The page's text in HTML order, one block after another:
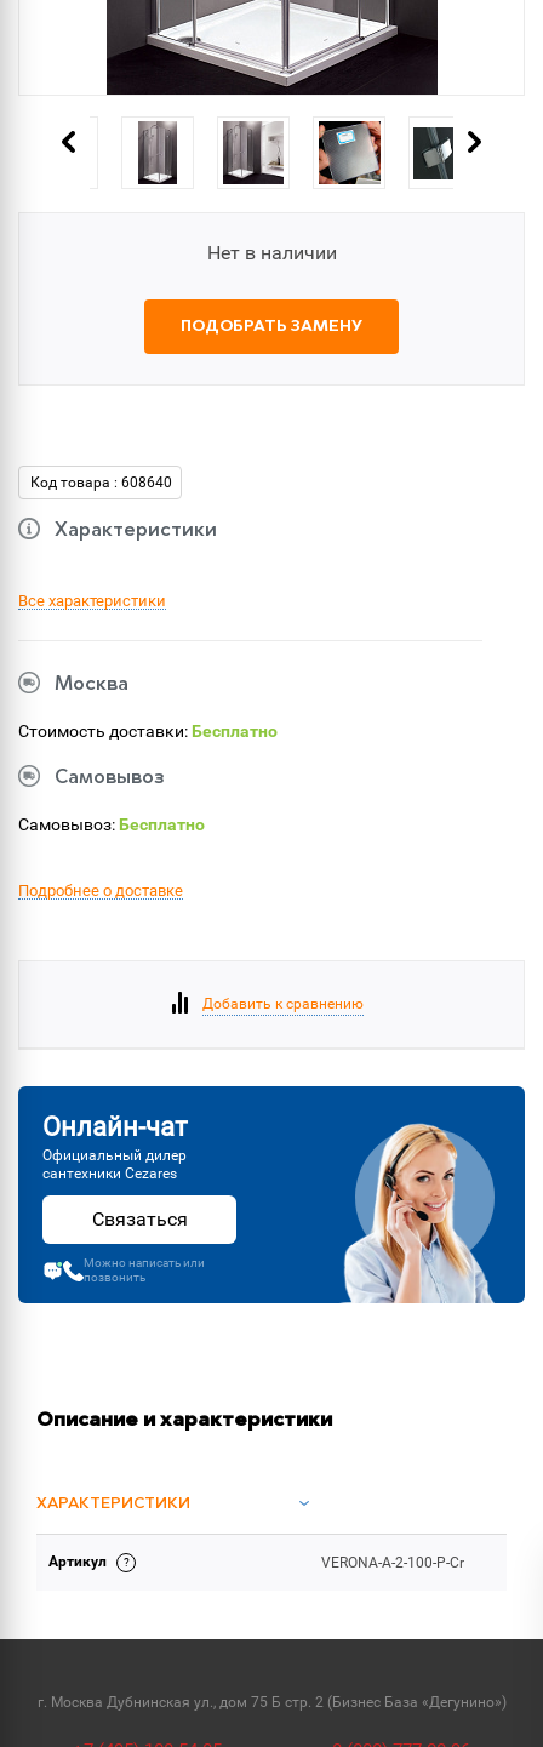
Нет в наличии
ПОДОБРАТЬ ЗАМЕНУ
Код товара : 608640
Характеристики
Все характеристики
Москва
Стоимость доставки:Бесплатно
Самовывоз
Самовывоз:Бесплатно
Подробнее о доставке
Добавить к сравнению
Онлайн-чат
Официальный дилер
сантехники Cezares
Связаться
Можно написать или
позвонить
Описание и характеристики
ХАРАКТЕРИСТИКИ
ОБЪЕМ ПОСТАВКИ
Артикул VERONA-A-2-100-P-Cr
г. Москва Дубнинская ул., дом 75 Б стр. 2 (Бизнес База «Дегунино»)